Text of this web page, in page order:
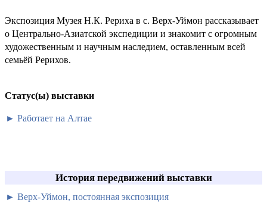
Экспозиция Музея Н.К. Рериха в с. Верх-Уймон рассказывает
о Центрально-Азиатской экспедиции и знакомит с огромным
художественным и научным наследием, оставленным всей
семьёй Рерихов.
Статус(ы) выставки
► Работает на Алтае
История передвижений выставки
► Верх-Уймон, постоянная экспозиция